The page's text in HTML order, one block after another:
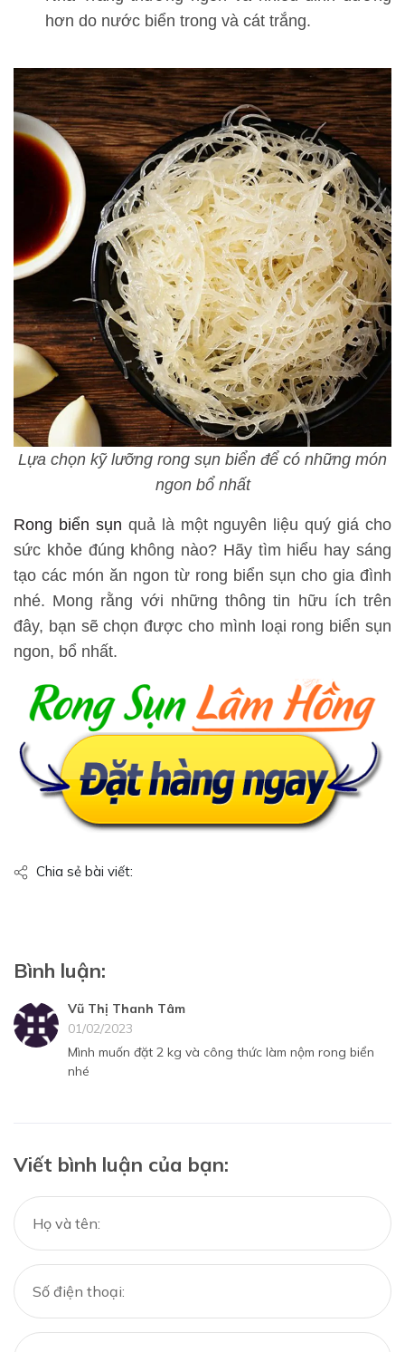
hơn do nước biển trong và cát trắng.
Lựa chọn kỹ lưỡng rong sụn biển để có những món
ngon bổ nhất
Rong biển sụn quả là một nguyên liệu quý giá cho
sức khỏe đúng không nào? Hãy tìm hiểu hay sáng
tạo các món ăn ngon từ rong biển sụn cho gia đình
nhé. Mong rằng với những thông tin hữu ích trên
đây, bạn sẽ chọn được cho mình loại rong biển sụn
ngon, bổ nhất.
Chia sẻ bài viết:
Bình luận:
Vũ Thị Thanh Tâm
01/02/2023
Mình muốn đặt 2 kg và công thức làm nộm rong biển
nhé
Viết bình luận của bạn: